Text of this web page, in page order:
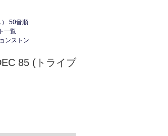
） 50音順
一覧
ンストン
85 (トライブ